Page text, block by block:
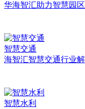
华海智汇助力智慧园
智慧交通
海智汇智慧交通行业
智慧水利